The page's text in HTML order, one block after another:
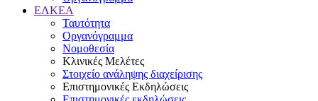
ΕΛΚΕΑ
Ταυτότητα
Οργανόγραμμα
Νομοθεσία
Κλινικές Μελέτες
Στοιχείο ανάληψης διαχείρισης
Επιστημονικές Εκδηλώσεις